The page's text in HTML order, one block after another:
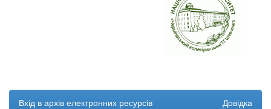
Вхід в архів електронних ресурсів Довідка